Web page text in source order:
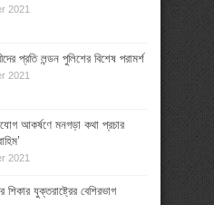
2021
প্রতি লন্ডন পুলিশের বিশেষ পরামর্শ
2021
আকর্ষণে মনগড়া কথা প্রচার
2021
যুক্তরাষ্ট্রের বেশিরভাগ